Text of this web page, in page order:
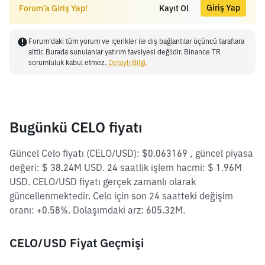
Forum’a Giriş Yap! Kayıt Ol Giriş Yap
Forum'daki tüm yorum ve içerikler ile dış bağlantılar üçüncü taraflara
aittir. Burada sunulanlar yatırım tavsiyesi değildir. Binance TR
sorumluluk kabul etmez. Detaylı Bilgi.
Bugünkü CELO fiyatı
Güncel Celo fiyatı (CELO/USD): $0.063169 , güncel piyasa
değeri: $ 38.24M USD. 24 saatlik işlem hacmi: $ 1.96M
USD. CELO/USD fiyatı gerçek zamanlı olarak
güncellenmektedir. Celo için son 24 saatteki değişim
oranı: +0.58%. Dolaşımdaki arz: 605.32M.
CELO/USD Fiyat Geçmişi